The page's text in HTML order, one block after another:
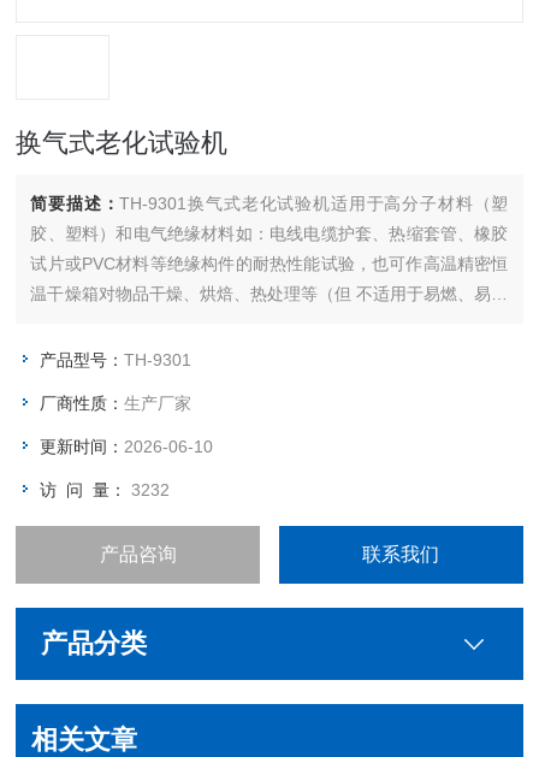
换气式老化试验机
简要描述：TH-9301换气式老化试验机适用于高分子材料（塑
胶、塑料）和电气绝缘材料如：电线电缆护套、热缩套管、橡胶
试片或PVC材料等绝缘构件的耐热性能试验，也可作高温精密恒
温干燥箱对物品干燥、烘焙、热处理等（但 不适用于易燃、易爆
产品型号：TH-9301
厂商性质：生产厂家
更新时间：2026-06-10
访 问 量：3232
产品咨询 联系我们
产品分类
相关文章